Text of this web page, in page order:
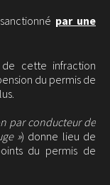
par une
cette infraction
du permis de
par conducteur de
») donne lieu de
du permis de